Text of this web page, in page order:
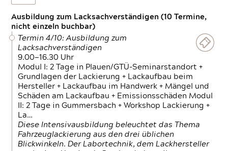
Ausbildung zum Lacksachverständigen (10 Termine,
nicht einzeln buchbar)
Termin 4/10: Ausbildung zum
Lacksachverständigen
9.00—16.30 Uhr
Modul I: 2 Tage in Plauen/GTÜ-Seminarstandort +
Grundlagen der Lackierung + Lackaufbau beim
Hersteller + Lackaufbau im Handwerk + Mängel und
Schäden am Lackaufbau + Emissionsschäden Modul
II: 2 Tage in Gummersbach + Workshop Lackierung +
La…
Diese Intensivausbildung beleuchtet das Thema
Fahrzeuglackierung aus den drei üblichen
Blickwinkeln. Der Labortechnik, dem Lackhersteller